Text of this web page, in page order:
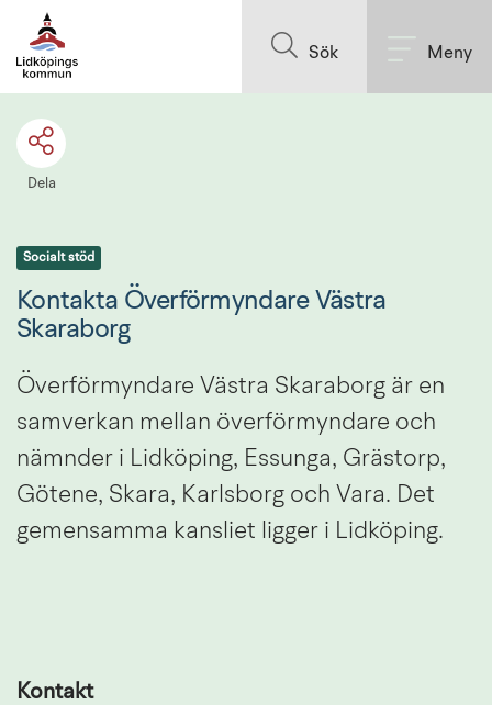
Sök Meny
Dela
Socialt stöd
Kontakta Överförmyndare Västra
Skaraborg
Överförmyndare Västra Skaraborg är en
samverkan mellan överförmyndare och
nämnder i Lidköping, Essunga, Grästorp,
Götene, Skara, Karlsborg och Vara. Det
gemensamma kansliet ligger i Lidköping.
Kontakt